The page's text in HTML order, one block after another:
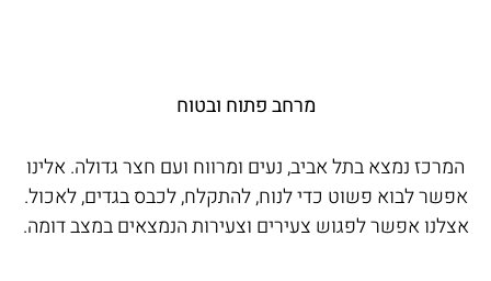
מרחב פתוח ובטוח
המרכז נמצא בתל אביב, נעים ומרווח ועם חצר גדולה. אלינו
אפשר לבוא פשוט כדי לנוח, להתקלח, לכבס בגדים, לאכול.
אצלנו אפשר לפגוש צעירים וצעירות הנמצאים במצב דומה.